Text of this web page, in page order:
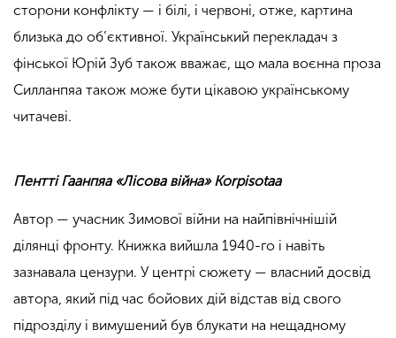
сторони конфлікту — і білі, і червоні, отже, картина
близька до об’єктивної. Український перекладач з
фінської Юрій Зуб також вважає, що мала воєнна проза
Силланпяа також може бути цікавою українському
читачеві.
Пентті Гаанпяа «Лісова війна» Korpisotaa
Автор — учасник Зимової війни на найпівнічнішій
ділянці фронту. Книжка вийшла 1940-го і навіть
зазнавала цензури. У центрі сюжету — власний досвід
автора, який під час бойових дій відстав від свого
підрозділу і вимушений був блукати на нещадному